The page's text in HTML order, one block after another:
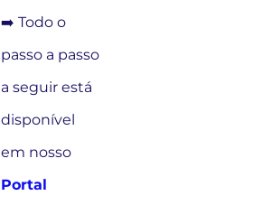
➡️ Todo o
passo a passo
a seguir está
disponível
em nosso
Portal